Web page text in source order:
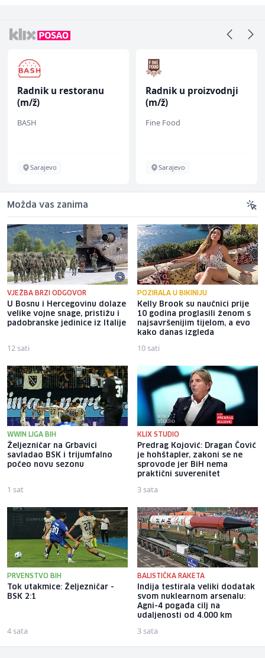
Radnik u restoranu
(m/ž)
BASH
Sarajevo
Radnik u proizvodnji
(m/ž)
Fine Food
Sarajevo
Možda vas zanima
VJEŽBA BRZI ODGOVOR
U Bosnu i Hercegovinu dolaze
velike vojne snage, pristižu i
padobranske jedinice iz Italije
12 sati
POZIRALA U BIKINIJU
Kelly Brook su naučnici prije
10 godina proglasili ženom s
najsavršenijim tijelom, a evo
kako danas izgleda
10 sati
WWIN LIGA BIH
Željezničar na Grbavici
savladao BSK i trijumfalno
počeo novu sezonu
1 sat
KLIX STUDIO
Predrag Kojović: Dragan Čović
je hohštapler, zakoni se ne
sprovode jer BiH nema
praktični suverenitet
3 sata
PRVENSTVO BIH
Tok utakmice: Željezničar -
BSK 2:1
4 sata
BALISTIČKA RAKETA
Indija testirala veliki dodatak
svom nuklearnom arsenalu:
Agni-4 pogađa cilj na
udaljenosti od 4.000 km
3 sata